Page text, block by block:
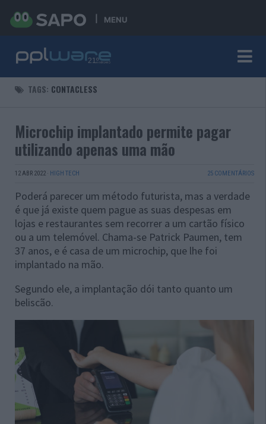
MENU
TAGS: CONTACLESS
Microchip implantado permite pagar
utilizando apenas uma mão
12 ABR 2022 · HIGH TECH 25 COMENTÁRIOS
Poderá parecer um método futurista, mas a verdade
é que já existe quem pague as suas despesas em
lojas e restaurantes sem recorrer a um cartão físico
ou a um telemóvel. Chama-se Patrick Paumen, tem
37 anos, e é casa de um microchip, que lhe foi
implantado na mão.
Segundo ele, a implantação dói tanto quanto um
beliscão.